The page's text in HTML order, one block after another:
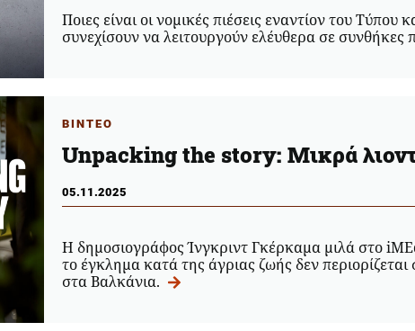
Ποιες είναι οι νομικές πιέσεις εναντίον του
συνεχίσουν να λειτουργούν ελέυθερα σε συνθήκες
ΒΙΝΤΕΟ
Unpacking the story: Μικρά
05.11.2025
Η δημοσιογράφος Ίνγκριντ Γκέρκαμα μιλά στο
το έγκλημα κατά της άγριας ζωής δεν περιορίζεται
στα Βαλκάνια.